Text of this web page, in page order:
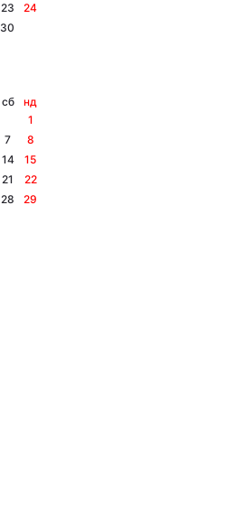
23
24
30
сб
нд
1
7
8
14
15
21
22
28
29